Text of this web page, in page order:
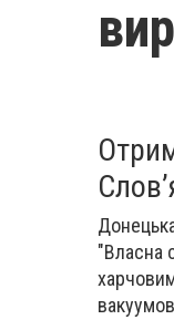
"Власна